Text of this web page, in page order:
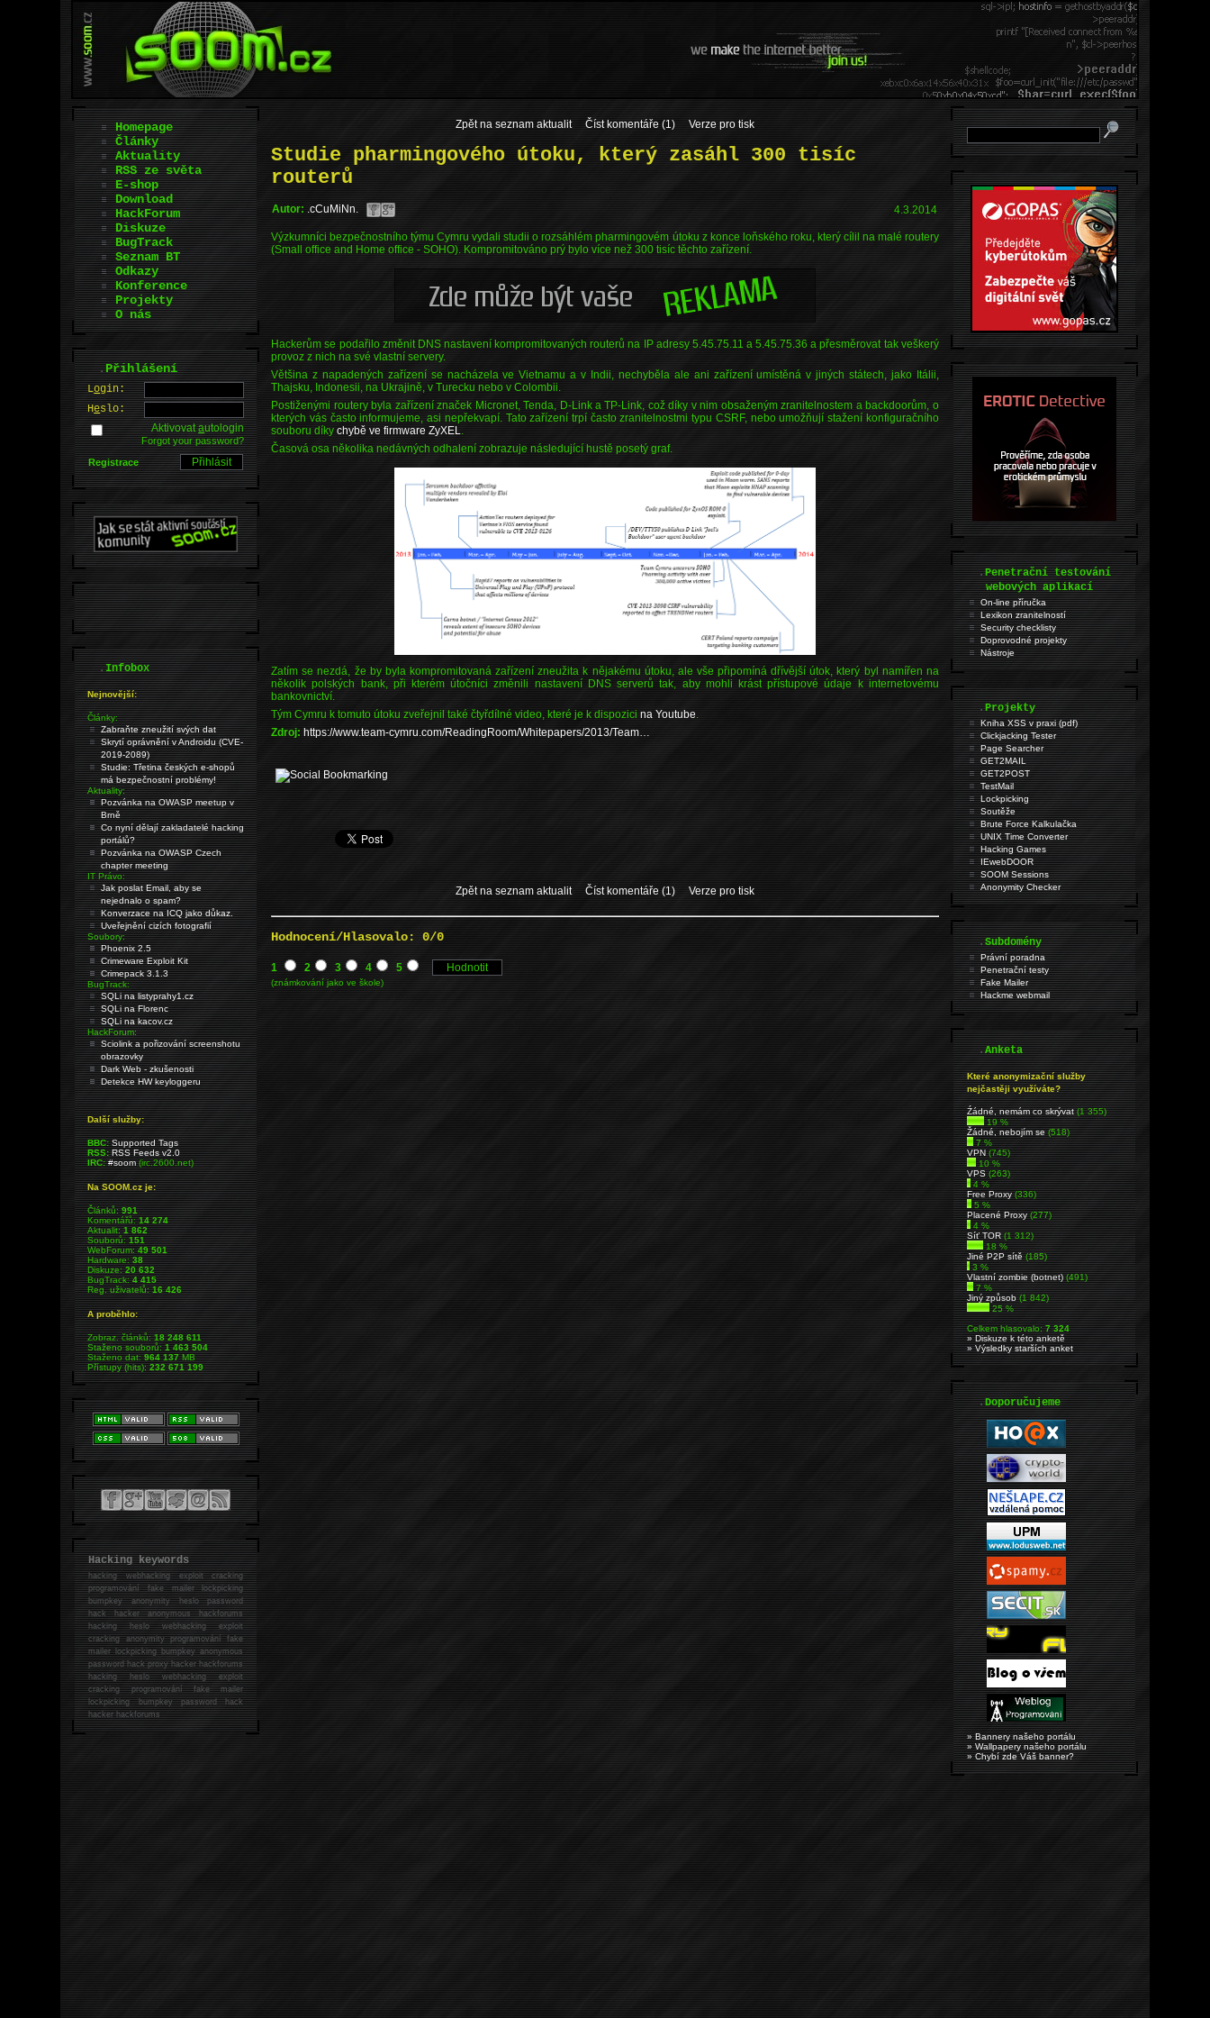
Zpět na seznam aktualit Číst komentáře (1) Verze pro tisk
Studie pharmingového útoku, který zasáhl 300 tisíc
routerů
Autor: .cCuMiNn. 4.3.2014
Výzkumníci bezpečnostního týmu Cymru vydali studii o rozsáhlém pharmingovém útoku z konce loňského roku, který cílil na malé routery
(Small office and Home office - SOHO). Kompromitováno prý bylo více než 300 tisíc těchto zařízení.
Hackerům se podařilo změnit DNS nastavení kompromitovaných routerů na IP adresy 5.45.75.11 a 5.45.75.36 a přesměrovat tak veškerý
provoz z nich na své vlastní servery.
Většina z napadených zařízení se nacházela ve Vietnamu a v Indii, nechyběla ale ani zařízení umístěná v jiných státech, jako Itálii,
Thajsku, Indonesii, na Ukrajině, v Turecku nebo v Colombii.
Postiženými routery byla zařízení značek Micronet, Tenda, D-Link a TP-Link, což díky v nim obsaženým zranitelnostem a backdoorům, o
kterých vás často informujeme, asi nepřekvapí. Tato zařízení trpí často zranitelnostmi typu CSRF, nebo umožňují stažení konfiguračního
souboru díkychybě ve firmware ZyXEL.
Časová osa několika nedávných odhalení zobrazuje následující hustě posetý graf.
Zatím se nezdá, že by byla kompromitovaná zařízení zneužita k nějakému útoku, ale vše připomíná dřívější útok, který byl namířen na
několik polských bank, při kterém útočníci změnili nastavení DNS serverů tak, aby mohli krást přístupové údaje k internetovému
bankovnictví.
Tým Cymru k tomuto útoku zveřejnil také čtyřdílné video, které je k dispozicina Youtube.
Zdroj: https://www.team-cymru.com/ReadingRoom/Whitepapers/2013/Team…
Zpět na seznam aktualit Číst komentáře (1) Verze pro tisk
Hodnocení/Hlasovalo: 0/0
1 2 3 4 5
(známkování jako ve škole)
Homepage
Články
Aktuality
RSS ze světa
E-shop
Download
HackForum
Diskuze
BugTrack
Seznam BT
Odkazy
Konference
Projekty
O nás
.Přihlášení
Login:
Heslo:
Aktivovatautologin
Forgot your password?
Registrace
.Infobox
Nejnovější:
Články:
Zabraňte zneužití svých dat
Skrytí oprávnění v Androidu (CVE-
2019-2089)
Studie: Třetina českých e-shopů
má bezpečnostní problémy!
Aktuality:
Pozvánka na OWASP meetup v
Brně
Co nyní dělají zakladatelé hacking
portálů?
Pozvánka na OWASP Czech
chapter meeting
IT Právo:
Jak poslat Email, aby se
nejednalo o spam?
Konverzace na ICQ jako důkaz.
Uveřejnění cizích fotografií
Soubory:
Phoenix 2.5
Crimeware Exploit Kit
Crimepack 3.1.3
BugTrack:
SQLi na listyprahy1.cz
SQLi na Florenc
SQLi na kacov.cz
HackForum:
Sciolink a pořizování screenshotu
obrazovky
Dark Web - zkušenosti
Detekce HW keyloggeru
Další služby:
BBC: Supported Tags
RSS: RSS Feeds v2.0
IRC: #soom(irc.2600.net)
Na SOOM.cz je:
Článků:991
Komentářů:14 274
Aktualit:1 862
Souborů:151
WebForum:49 501
Hardware:38
Diskuze:20 632
BugTrack:4 415
Reg. uživatelů:16 426
A proběhlo:
Zobraz. článků:18 248 611
Staženo souborů:1 463 504
Staženo dat:964 137MB
Přístupy (hits):232 671 199
Hacking keywords
hackingwebhacking exploit cracking
programování fake mailer lockpicking
bumpkey anonymity heslo password
hackhacker anonymous hackforums
hackingheslo webhacking exploit
cracking anonymity programování fake
mailer lockpicking bumpkey anonymous
password hack proxy hacker hackforums
hacking heslo webhacking exploit
cracking programování fake mailer
lockpicking bumpkey password hack
hackerhackforums
.Penetrační testování
webových aplikací
On-line příručka
Lexikon zranitelností
Security checklisty
Doprovodné projekty
Nástroje
.Projekty
Kniha XSS v praxi (pdf)
Clickjacking Tester
Page Searcher
GET2MAIL
GET2POST
TestMail
Lockpicking
Soutěže
Brute Force Kalkulačka
UNIX Time Converter
Hacking Games
IEwebDOOR
SOOM Sessions
Anonymity Checker
.Subdomény
Právní poradna
Penetrační testy
Fake Mailer
Hackme webmail
.Anketa
Které anonymizační služby
nejčastěji využíváte?
Źádné, nemám co skrývat(1 355)
19 %
Žádné, nebojím se(518)
7 %
VPN(745)
10 %
VPS(263)
4 %
Free Proxy(336)
5 %
Placené Proxy(277)
4 %
Síť TOR(1 312)
18 %
Jiné P2P sítě(185)
3 %
Vlastní zombie (botnet)(491)
7 %
Jiný způsob(1 842)
25 %
Celkem hlasovalo:7 324
» Diskuze k této anketě
» Výsledky starších anket
.Doporučujeme
» Bannery našeho portálu
» Wallpapery našeho portálu
» Chybí zde Váš banner?